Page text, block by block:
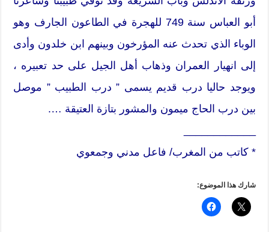
أبو العباس سنة 749 للهجرة في الطاعون الجارف وهو
الوباء الذي تحدث عنه المؤرخون وبينهم ابن خلدون وأدى
إلى انهيار العمران وذهاب أهل الجيل على حد تعبيره ،
ويوجد حاليا درب قديم يسمى ” درب الطبيب ” موصل
بين درب الحاج ميمون والمشور بتازة العتيقة ….
* كاتب من المغرب/ فاعل مدني وجمعوي
شارك هذا الموضوع: